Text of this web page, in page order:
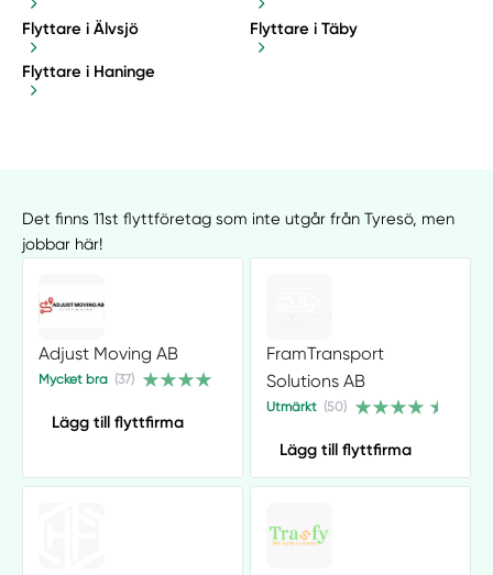
Flyttare i Älvsjö Flyttare i Täby
Flyttare i Haninge
Det finns 11st flyttföretag som inte utgår från Tyresö, men
jobbar här!
Adjust Moving AB
Mycket bra (37)
Lägg till flyttfirma
FramTransport
Solutions AB
Utmärkt (50)
Lägg till flyttfirma